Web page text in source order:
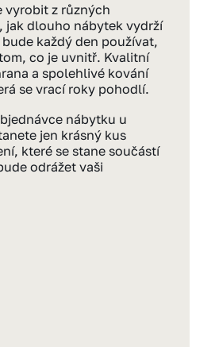
vyrobit z různých
jak dlouho nábytek vydrží
každý den používat,
co je uvnitř. Kvalitní
a spolehlivé kování
se vrací roky pohodlí.
nábytku u
jen krásný kus
které se stane součástí
odrážet vaši